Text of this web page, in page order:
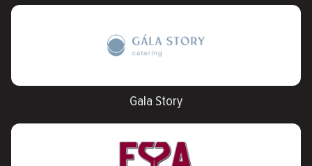
Gala Story